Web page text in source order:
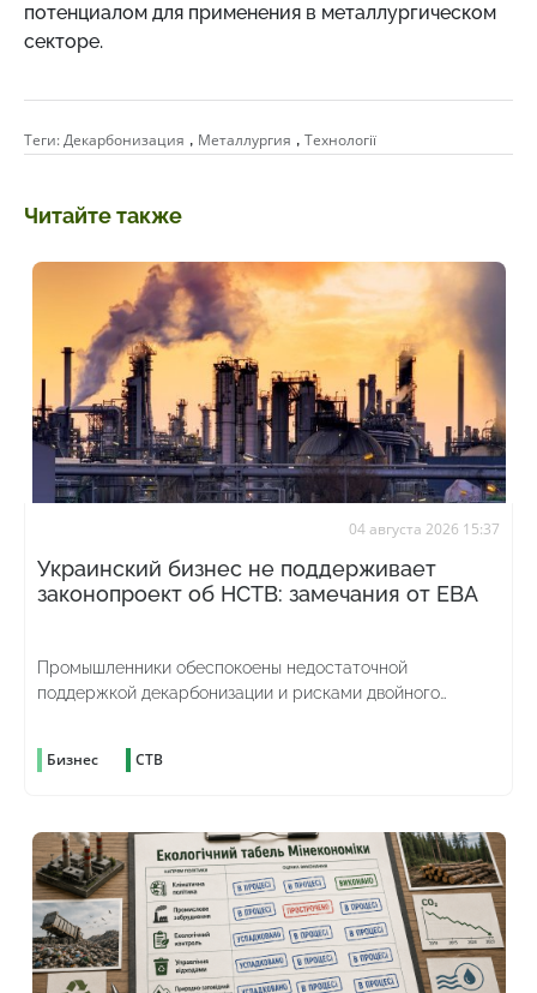
потенциалом для применения в металлургическом
секторе.
Теги:Декарбонизация , Металлургия , Технології
Читайте также
04 августа 2026 15:37
Украинский бизнес не поддерживает
законопроект об НСТВ: замечания от ЕВА
Промышленники обеспокоены недостаточной
поддержкой декарбонизации и рисками двойного
Бизнес СТВ